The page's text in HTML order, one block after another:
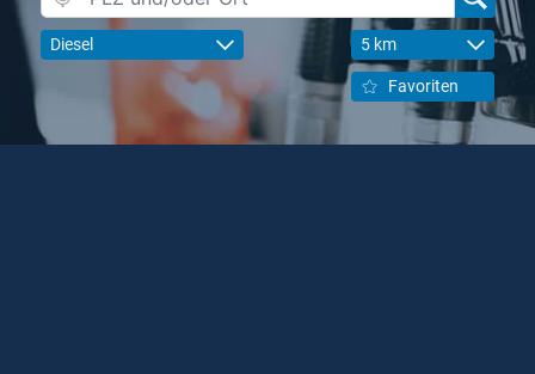
Diesel 5 km
Favoriten